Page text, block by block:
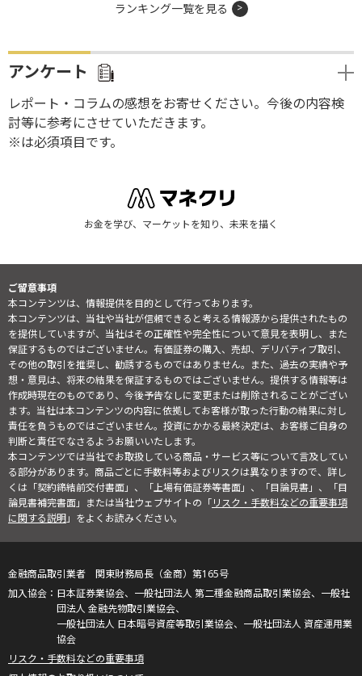
ランキング一覧を見る
アンケート
レポート・コラムの感想をお寄せください。今後の内容検
討等に参考にさせていただきます。
※は必須項目です。
お金を学び、マーケットを知り、未来を描く
ご留意事項
本コンテンツは、情報提供を目的として行っております。
本コンテンツは、当社や当社が信頼できると考える情報源から提供されたもの
を提供していますが、当社はその正確性や完全性について意見を表明し、また
保証するものではございません。有価証券の購入、売却、デリバティブ取引、
その他の取引を推奨し、勧誘するものではありません。また、過去の実績や予
想・意見は、将来の結果を保証するものではございません。提供する情報等は
作成時現在のものであり、今後予告なしに変更または削除されることがござい
ます。当社は本コンテンツの内容に依拠してお客様が取った行動の結果に対し
責任を負うものではございません。投資にかかる最終決定は、お客様ご自身の
判断と責任でなさるようお願いいたします。
本コンテンツでは当社でお取扱している商品・サービス等について言及してい
る部分があります。商品ごとに手数料等およびリスクは異なりますので、詳し
くは「契約締結前交付書面」、「上場有価証券等書面」、「目論見書」、「目
論見書補完書面」または当社ウェブサイトの「リスク・手数料などの重要事項
に関する説明」をよくお読みください。
金融商品取引業者 関東財務局長（金商）第165号
日本証券業協会、一般社団法人 第二種金融商品取引業協会、一般社
団法人 金融先物取引業協会、
一般社団法人 日本暗号資産等取引業協会、一般社団法人 資産運用業
協会
リスク・手数料などの重要事項